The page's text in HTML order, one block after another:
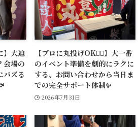
】大迫
会場の
バズる
【プロに丸投げOK🙆‍♂️】大一番
のイベント準備を劇的にラクに
する、お問い合わせから当日ま
での完全サポート体制✨
2026年7月31日